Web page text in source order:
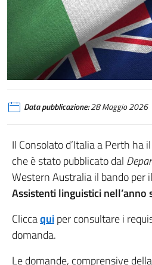
Data pubblicazione:28 Maggio 2026
Il Consolato d’Italia a Perth ha
che è stato pubblicato dal
Western Australia il bando per
Assistenti linguistici nell’anno
Cliccaquiper consultare i
domanda.
Le domande, comprensive